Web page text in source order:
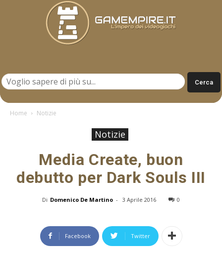
Home Notizie
Notizie
Media Create, buon
debutto per Dark Souls III
Di Domenico De Martino - 3 Aprile 2016 0
Facebook Twitter